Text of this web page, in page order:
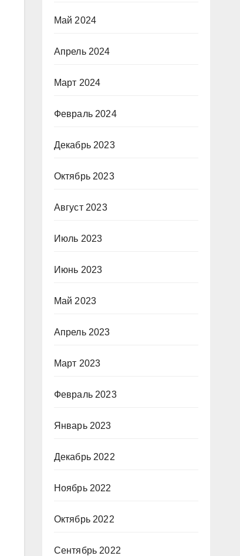
Май 2024
Апрель 2024
Март 2024
Февраль 2024
Декабрь 2023
Октябрь 2023
Август 2023
Июль 2023
Июнь 2023
Май 2023
Апрель 2023
Март 2023
Февраль 2023
Январь 2023
Декабрь 2022
Ноябрь 2022
Октябрь 2022
Сентябрь 2022